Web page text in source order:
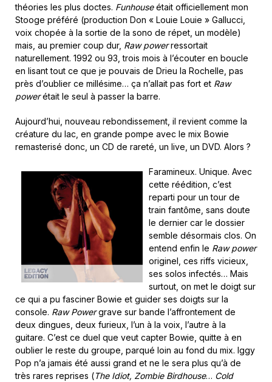
théories les plus doctes. Funhouseétait officiellement mon
Stooge préféré (production Don « Louie Louie » Gallucci,
voix chopée à la sortie de la sono de répet, un modèle)
mais, au premier coup dur, Raw powerressortait
naturellement. 1992 ou 93, trois mois à l’écouter en boucle
en lisant tout ce que je pouvais de Drieu la Rochelle, pas
près d’oublier ce millésime… ça n’allait pas fort et Raw
powerétait le seul à passer la barre.
Aujourd’hui, nouveau rebondissement, il revient comme la
créature du lac, en grande pompe avec le mix Bowie
remasterisé donc, un CD de rareté, un live, un DVD. Alors ?
Faramineux. Unique. Avec
cette réédition, c’est
reparti pour un tour de
train fantôme, sans doute
le dernier car le dossier
semble désormais clos. On
entend enfin le Raw power
originel, ces riffs vicieux,
ses solos infectés… Mais
surtout, on met le doigt sur
ce qui a pu fasciner Bowie et guider ses doigts sur la
console. Raw Powergrave sur bande l’affrontement de
deux dingues, deux furieux, l’un à la voix, l’autre à la
guitare. C’est ce duel que veut capter Bowie, quitte à en
oublier le reste du groupe, parqué loin au fond du mix. Iggy
Pop n’a jamais été aussi grand et ne le sera plus qu’à de
très rares reprises (The Idiot, Zombie Birdhouse… Cold